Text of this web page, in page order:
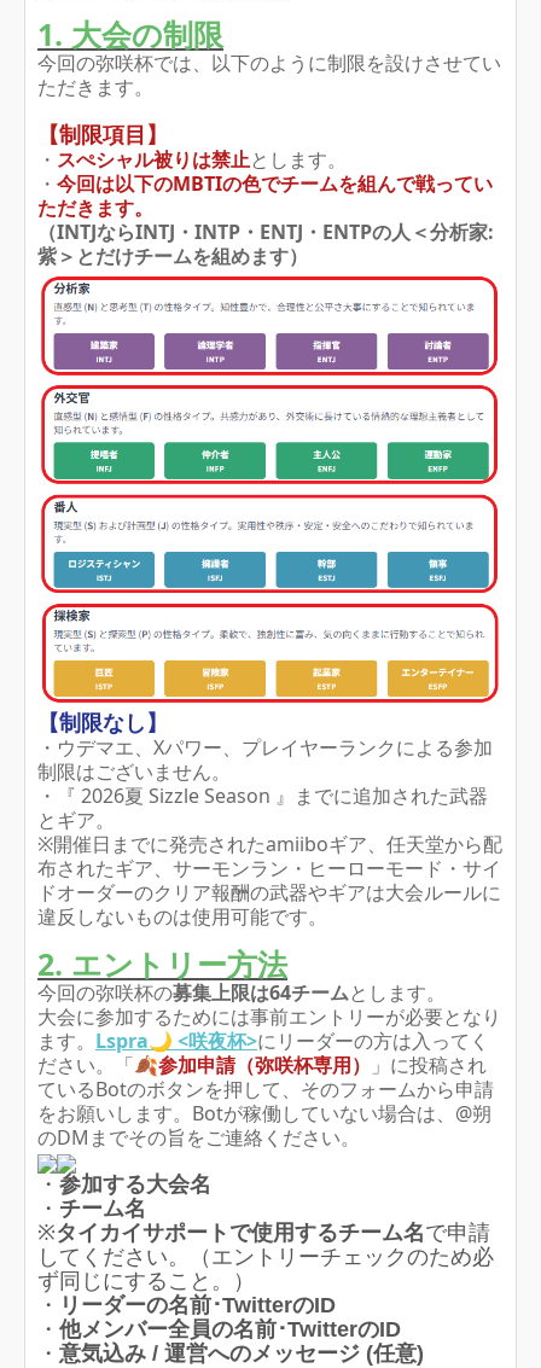
1. 大会の制限
今回の弥咲杯では、以下のように制限を設けさせてい
ただきます。
【制限項目】
・ スぺシャル被りは禁止とします。
・ 今回は以下のMBTIの色でチームを組んで戦ってい
ただきます。
（INTJならINTJ・INTP・ENTJ・ENTPの人＜分析家:
紫＞とだけチームを組めます）
【制限なし】
・ウデマエ、Xパワー、プレイヤーランクによる参加
制限はございません。
・『 2026夏 Sizzle Season 』までに追加された武器
とギア。
※開催日までに発売されたamiiboギア、任天堂から配
布されたギア、サーモンラン・ヒーローモード・サイ
ドオーダーのクリア報酬の武器やギアは大会ルールに
違反しないものは使用可能です。
2. エントリー方法
今回の弥咲杯の募集上限は64チームとします。
大会に参加するためには事前エントリーが必要となり
ます。 Lspra🌙 <咲夜杯>にリーダーの方は入ってく
ださい。「🍂参加申請（弥咲杯専用）
」に投稿され
ているBotのボタンを押して、そのフォームから申請
をお願いします。Botが稼働していない場合は、@朔
のDMまでその旨をご連絡ください。
・ 参加する大会名
・ チーム名
※タイカイサポートで使用するチーム名で申請
してください。（エントリーチェックのため必
ず同じにすること。）
・ リーダーの名前･TwitterのID
・ 他メンバー全員の名前･TwitterのID
・ 意気込み / 運営へのメッセージ (任意)